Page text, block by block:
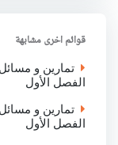
قوائم اخرى مشابهة
تمارين و
الفصل الأول
تمارين و
الفصل الأول